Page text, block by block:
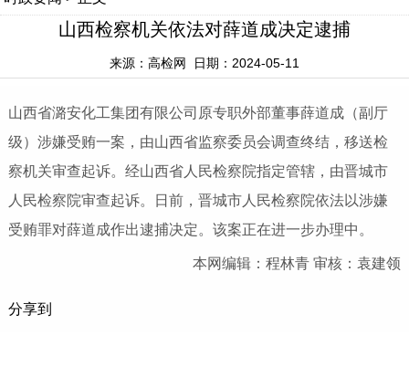
山西检察机关依法对薛道成决定逮捕
来源：高检网 日期：2024-05-11
山西省潞安化工集团有限公司原专职外部董事薛道成（副厅
级）涉嫌受贿一案，由山西省监察委员会调查终结，移送检
察机关审查起诉。经山西省人民检察院指定管辖，由晋城市
人民检察院审查起诉。日前，晋城市人民检察院依法以涉嫌
受贿罪对薛道成作出逮捕决定。该案正在进一步办理中。
本网编辑：程林青 审核：袁建领
分享到